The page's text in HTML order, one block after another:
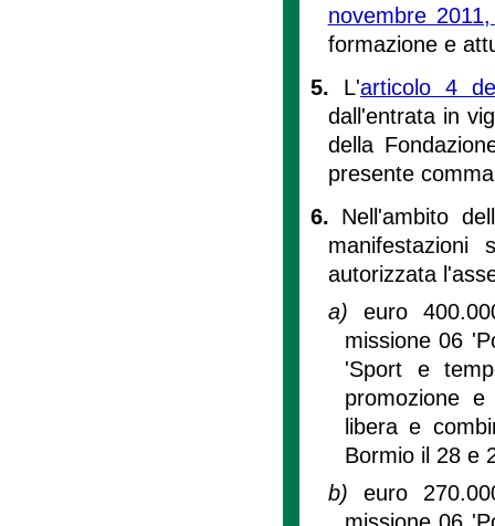
novembre
formazione e
5. L'articolo 4
dall'entrata in
della
presente
6. Nell'ambito
manifestazioni
autorizzata
a) euro
missione 06
'Sport e
promozione
libera e
Bormio il 28 e
b) euro